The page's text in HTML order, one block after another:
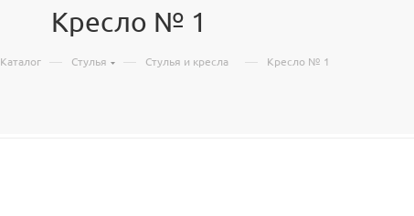
Кресло № 1
Каталог — Стулья — Стулья и кресла — Кресло № 1